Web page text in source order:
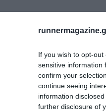
If you wish to opt-
sensitive information
confirm your
continue seeing
information
further disclosure of